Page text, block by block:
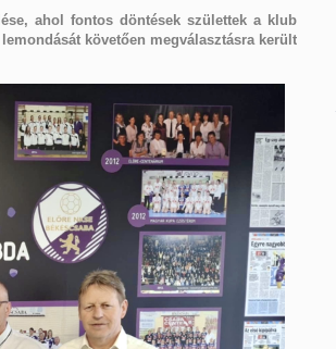
ahol fontos döntések születtek a klub
követően megválasztásra került